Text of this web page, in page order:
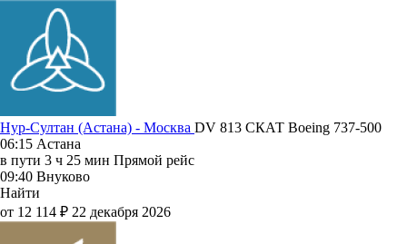
Нур-Султан (Астана) - Москва DV 813 СКАТ Boeing 737-500
06:15 Астана
в пути 3 ч 25 мин Прямой рейс
09:40 Внуково
Найти
от 12 114 ₽ 22 декабря 2026